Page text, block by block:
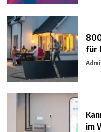
für
im